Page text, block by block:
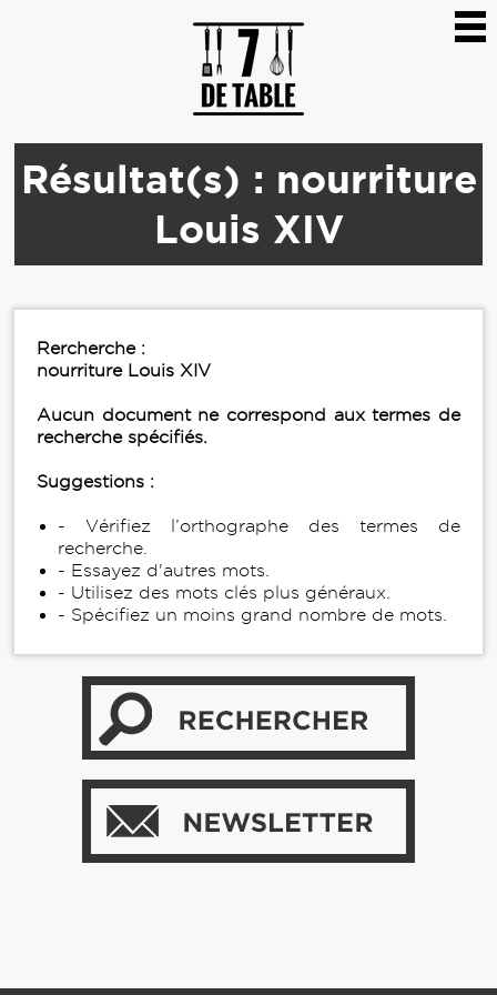
Résultat(s) : nourriture
Louis XIV
Rercherche :
nourriture Louis XIV
Aucun document ne correspond aux termes de
recherche spécifiés.
Suggestions :
- Vérifiez l’orthographe des termes de
recherche.
- Essayez d'autres mots.
- Utilisez des mots clés plus généraux.
- Spécifiez un moins grand nombre de mots.